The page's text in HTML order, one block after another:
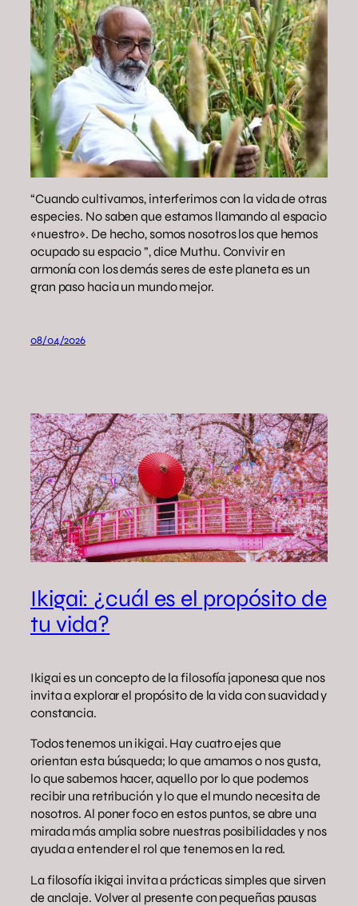
“Cuando cultivamos, interferimos con la vida de otras
especies. No saben que estamos llamando al espacio
«nuestro». De hecho, somos nosotros los que hemos
ocupado su espacio ”, dice Muthu. Convivir en
armonía con los demás seres de este planeta es un
gran paso hacia un mundo mejor.
08/04/2026
Ikigai: ¿cuál es el propósito de
tu vida?
Ikigai es un concepto de la filosofía japonesa que nos
invita a explorar el propósito de la vida con suavidad y
constancia.
Todos tenemos un ikigai. Hay cuatro ejes que
orientan esta búsqueda; lo que amamos o nos gusta,
lo que sabemos hacer, aquello por lo que podemos
recibir una retribución y lo que el mundo necesita de
nosotros. Al poner foco en estos puntos, se abre una
mirada más amplia sobre nuestras posibilidades y nos
ayuda a entender el rol que tenemos en la red.
La filosofía ikigai invita a prácticas simples que sirven
de anclaje. Volver al presente con pequeñas pausas